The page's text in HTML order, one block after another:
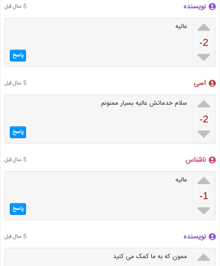
نویسنده 5 سال قبل

-2

عالیه
پاسخ
اسی 5 سال قبل

-2

سلام خدماتش عالیه بسیار ممنونم
پاسخ
ناشناس 5 سال قبل

-1

عاليه
پاسخ
نویسنده 5 سال قبل
 ممون که به ما کمک می کنید